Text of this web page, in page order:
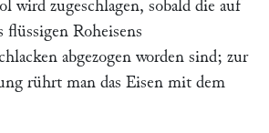
wird zugeschlagen, sobald die auf
flüssigen Roheisens
abgezogen worden sind; zur
rührt man das Eisen mit dem